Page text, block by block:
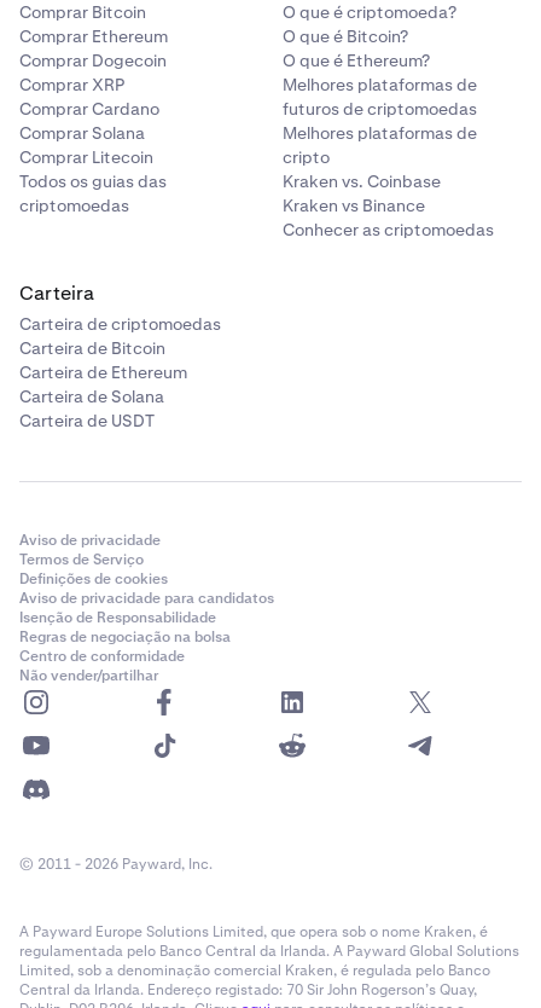
Comprar Bitcoin
Comprar Ethereum
Comprar Dogecoin
Comprar XRP
Comprar Cardano
Comprar Solana
Comprar Litecoin
Todos os guias das
criptomoedas
O que é criptomoeda?
O que é Bitcoin?
O que é Ethereum?
Melhores plataformas de
futuros de criptomoedas
Melhores plataformas de
cripto
Kraken vs. Coinbase
Kraken vs Binance
Conhecer as criptomoedas
Carteira
Carteira de criptomoedas
Carteira de Bitcoin
Carteira de Ethereum
Carteira de Solana
Carteira de USDT
Aviso de privacidade
Termos de Serviço
Definições de cookies
Aviso de privacidade para candidatos
Isenção de Responsabilidade
Regras de negociação na bolsa
Centro de conformidade
Não vender/partilhar
© 2011 - 2026 Payward, Inc.
A Payward Europe Solutions Limited, que opera sob o nome Kraken, é
regulamentada pelo Banco Central da Irlanda. A Payward Global Solutions
Limited, sob a denominação comercial Kraken, é regulada pelo Banco
Central da Irlanda. Endereço registado: 70 Sir John Rogerson’s Quay,